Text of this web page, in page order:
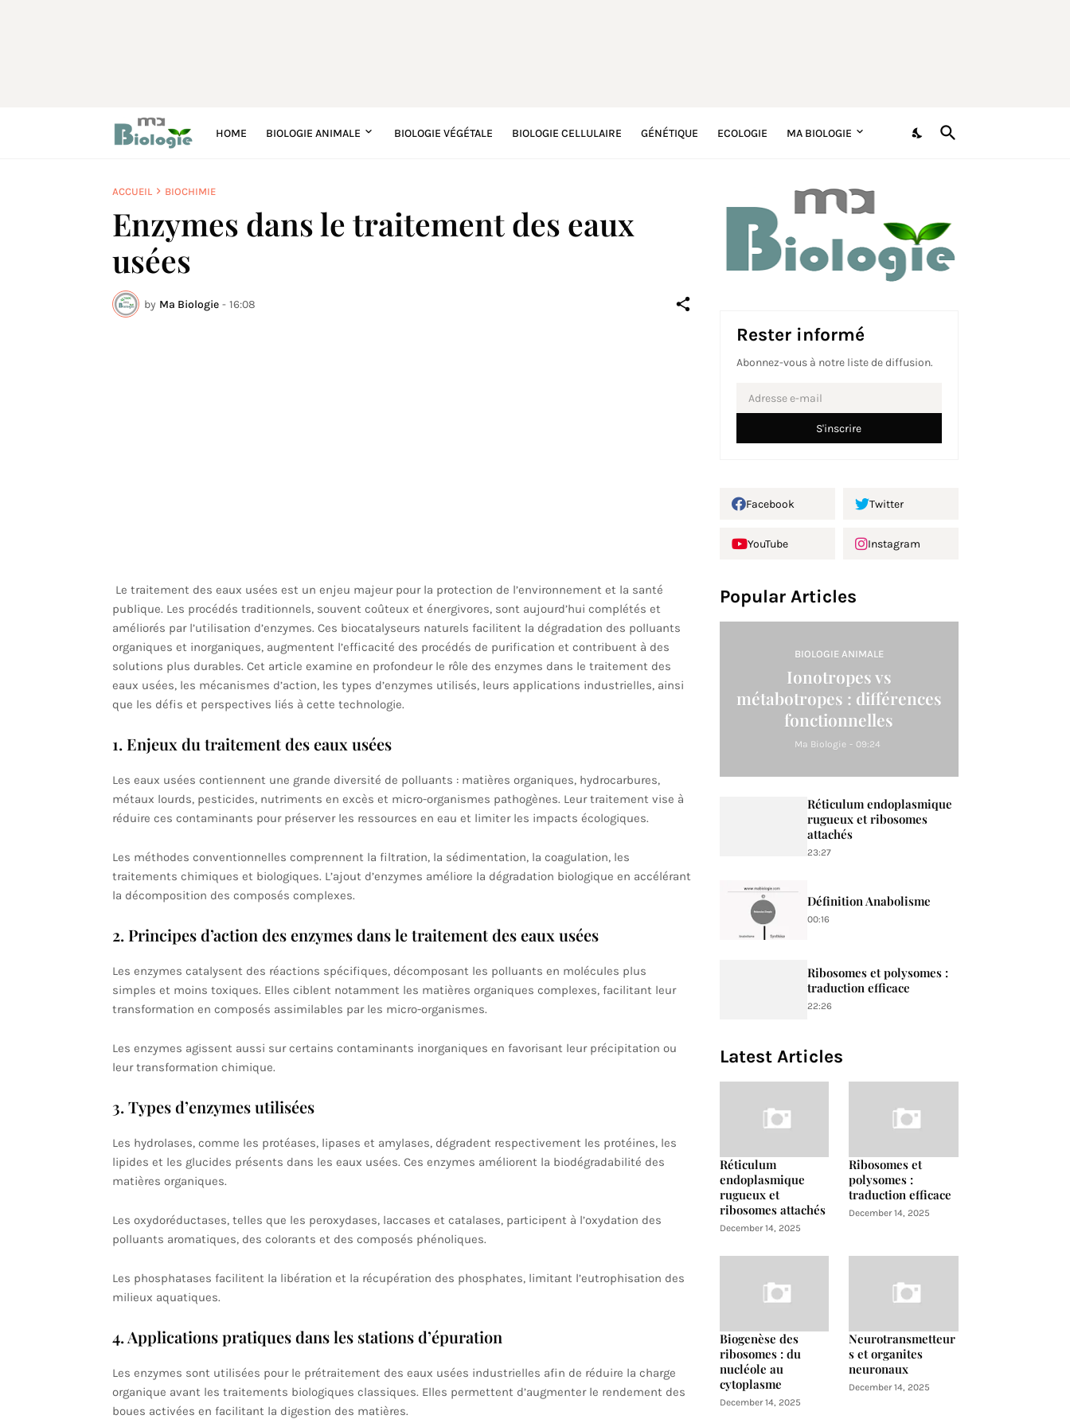
HOME BIOLOGIE ANIMALE BIOLOGIE VÉGÉTALE BIOLOGIE CELLULAIRE GÉNÉTIQUE ECOLOGIE MA BIOLOGIE
ACCUEIL BIOCHIMIE
Enzymes dans le traitement des eaux
usées
by Ma Biologie - 16:08
Le traitement des eaux usées est un enjeu majeur pour la protection de l’environnement et la santé
publique. Les procédés traditionnels, souvent coûteux et énergivores, sont aujourd’hui complétés et
améliorés par l’utilisation d’enzymes. Ces biocatalyseurs naturels facilitent la dégradation des polluants
organiques et inorganiques, augmentent l’efficacité des procédés de purification et contribuent à des
solutions plus durables. Cet article examine en profondeur le rôle des enzymes dans le traitement des
eaux usées, les mécanismes d’action, les types d’enzymes utilisés, leurs applications industrielles, ainsi
que les défis et perspectives liés à cette technologie.
1. Enjeux du traitement des eaux usées
Les eaux usées contiennent une grande diversité de polluants : matières organiques, hydrocarbures,
métaux lourds, pesticides, nutriments en excès et micro-organismes pathogènes. Leur traitement vise à
réduire ces contaminants pour préserver les ressources en eau et limiter les impacts écologiques.
Les méthodes conventionnelles comprennent la filtration, la sédimentation, la coagulation, les
traitements chimiques et biologiques. L’ajout d’enzymes améliore la dégradation biologique en accélérant
la décomposition des composés complexes.
2. Principes d’action des enzymes dans le traitement des eaux usées
Les enzymes catalysent des réactions spécifiques, décomposant les polluants en molécules plus
simples et moins toxiques. Elles ciblent notamment les matières organiques complexes, facilitant leur
transformation en composés assimilables par les micro-organismes.
Les enzymes agissent aussi sur certains contaminants inorganiques en favorisant leur précipitation ou
leur transformation chimique.
3. Types d’enzymes utilisées
Les hydrolases, comme les protéases, lipases et amylases, dégradent respectivement les protéines, les
lipides et les glucides présents dans les eaux usées. Ces enzymes améliorent la biodégradabilité des
matières organiques.
Les oxydoréductases, telles que les peroxydases, laccases et catalases, participent à l’oxydation des
polluants aromatiques, des colorants et des composés phénoliques.
Les phosphatases facilitent la libération et la récupération des phosphates, limitant l’eutrophisation des
milieux aquatiques.
4. Applications pratiques dans les stations d’épuration
Les enzymes sont utilisées pour le prétraitement des eaux usées industrielles afin de réduire la charge
organique avant les traitements biologiques classiques. Elles permettent d’augmenter le rendement des
boues activées en facilitant la digestion des matières.
Rester informé
Abonnez-vous à notre liste de diffusion.
Facebook Twitter
YouTube Instagram
Popular Articles
BIOLOGIE ANIMALE
Ionotropes vs
métabotropes : différences
fonctionnelles
Ma Biologie - 09:24
Réticulum endoplasmique
rugueux et ribosomes
attachés
23:27
Définition Anabolisme
00:16
Ribosomes et polysomes :
traduction efficace
22:26
Latest Articles
Réticulum
endoplasmique
rugueux et
ribosomes attachés
December 14, 2025
Ribosomes et
polysomes :
traduction efficace
December 14, 2025
Biogenèse des
ribosomes : du
nucléole au
cytoplasme
December 14, 2025
Neurotransmetteur
s et organites
neuronaux
December 14, 2025